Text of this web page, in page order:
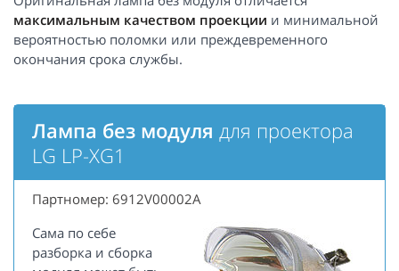
максимальным качеством проекции и минимальной
вероятностью поломки или преждевременного
окончания срока службы.
Лампа без модуля для проектора
LG LP-XG1
Партномер: 6912V00002A
Сама по себе
разборка и сборка